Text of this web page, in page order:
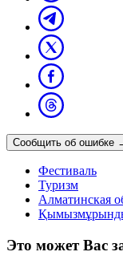
Сообщить об ошибке
Фестиваль
Туризм
Алматинская
Это может Вас